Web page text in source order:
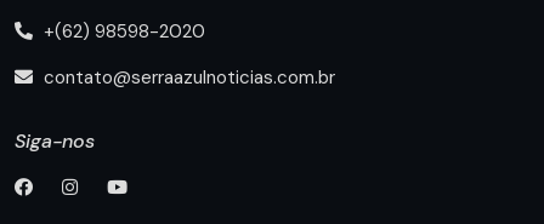
+(62) 98598-2020
contato@serraazulnoticias.com.br
Siga-nos